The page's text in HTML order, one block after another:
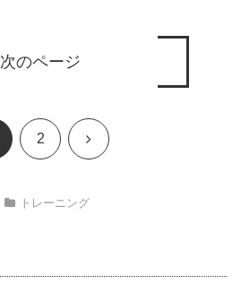
次のページ
2 次
トレーニング